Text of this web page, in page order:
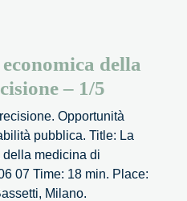
della
– 1/5
Opportunità
pubblica. Title: La
medicina di
07 Time: 18 min. Place:
Milano.